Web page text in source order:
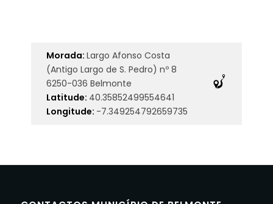
Morada: Largo Afonso Costa
(Antigo Largo de S. Pedro) nº 8
6250-036 Belmonte
Latitude: 40.35852499554641
Longitude: -7.349254792659735